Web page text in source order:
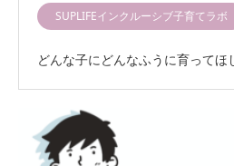
SUPLIFEインクルーシブ子育てラボ
どんな子にどんなふうに育ってほ